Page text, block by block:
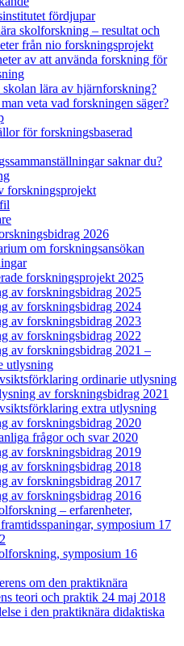
fördjupar
skolforskning – resultat och
från nio forskningsprojekt
av att använda forskning för
skolan lära av hjärnforskning?
veta vad forskningen säger?
för forskningsbaserad
saknar du?
forskningsprojekt
2026
om forskningsansökan
forskningsprojekt 2025
av forskningsbidrag 2025
av forskningsbidrag 2024
av forskningsbidrag 2023
av forskningsbidrag 2022
av forskningsbidrag 2021 –
utlysning
ordinarie utlysning
av forskningsbidrag 2021
extra utlysning
av forskningsbidrag 2020
frågor och svar 2020
av forskningsbidrag 2019
av forskningsbidrag 2018
av forskningsbidrag 2017
av forskningsbidrag 2016
– erfarenheter,
symposium 17
symposium 16
om den praktiknära
teori och praktik 24 maj 2018
i den praktiknära didaktiska